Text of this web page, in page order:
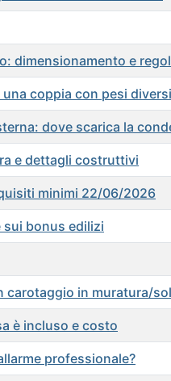
dimensionamento e
coppia con pesi
dove scarica la
e dettagli costruttivi
minimi 22/06/2026
sui bonus edilizi
carotaggio in muratura/
è incluso e costo
professionale?